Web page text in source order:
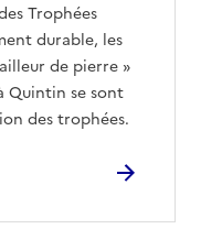
Trophées
durable, les
de pierre »
Quintin se sont
des trophées.